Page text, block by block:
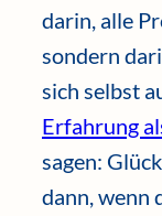
darin, alle
sondern
sich selbst
Erfahrung
sagen:
dann, wenn